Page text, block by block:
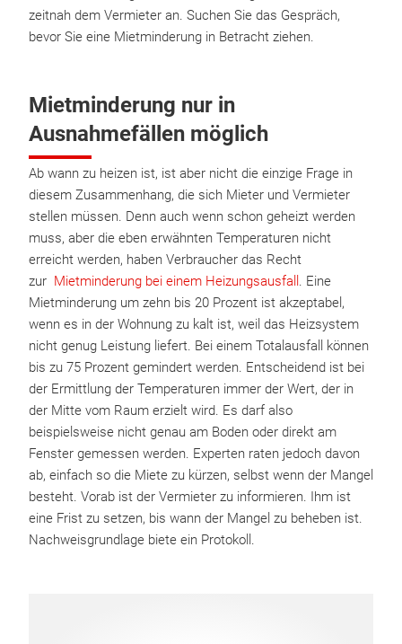
zeitnah dem Vermieter an. Suchen Sie das Gespräch,
bevor Sie eine Mietminderung in Betracht ziehen.
Mietminderung nur in
Ausnahmefällen möglich
Ab wann zu heizen ist, ist aber nicht die einzige Frage in
diesem Zusammenhang, die sich Mieter und Vermieter
stellen müssen. Denn auch wenn schon geheizt werden
muss, aber die eben erwähnten Temperaturen nicht
erreicht werden, haben Verbraucher das Recht
zur Mietminderung bei einem Heizungsausfall . Eine
Mietminderung um zehn bis 20 Prozent ist akzeptabel,
wenn es in der Wohnung zu kalt ist, weil das Heizsystem
nicht genug Leistung liefert. Bei einem Totalausfall können
bis zu 75 Prozent gemindert werden. Entscheidend ist bei
der Ermittlung der Temperaturen immer der Wert, der in
der Mitte vom Raum erzielt wird. Es darf also
beispielsweise nicht genau am Boden oder direkt am
Fenster gemessen werden. Experten raten jedoch davon
ab, einfach so die Miete zu kürzen, selbst wenn der Mangel
besteht. Vorab ist der Vermieter zu informieren. Ihm ist
eine Frist zu setzen, bis wann der Mangel zu beheben ist.
Nachweisgrundlage biete ein Protokoll.